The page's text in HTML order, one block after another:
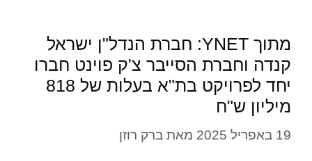
מתוך YNET: חברת הנדל"ן ישראל
קנדה וחברת הסייבר צ'ק פוינט חברו
יחד לפרויקט בת"א בעלות של 818
מיליון ש"ח
19 באפריל 2025 מאת ברק רוזן